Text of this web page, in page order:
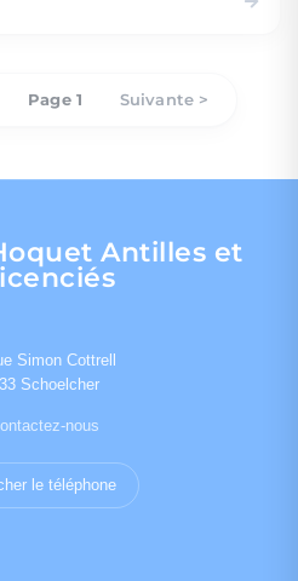
Page 1 Suivante >
Antilles et
Simon Cottrell
Schoelcher
nous
le téléphone